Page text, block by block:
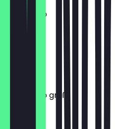
Americano
Americano groß